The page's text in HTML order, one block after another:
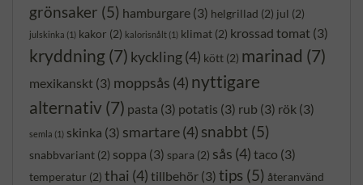
grönsaker (5) hamburgare (3) helgrillad (2) jul (2)
julskinka (1) kakor (2) kalorisnålt (1) klimat (2) krossad tomat (3)
kryddning(7) kyckling(4) kött (2) marinad (7)
mexikanskt (3) moppsås (4) nyttigare
alternativ(7) pasta (3) potatis (3) rub (3) rök (3)
semla (1) skinka (3) smartare(4) snabbt (5)
snabbvariant (2) soppa (3) spara (2) sås (4) taco (3)
temperatur (2) thai (4) tillbehör (3) tips (5) återanvänd